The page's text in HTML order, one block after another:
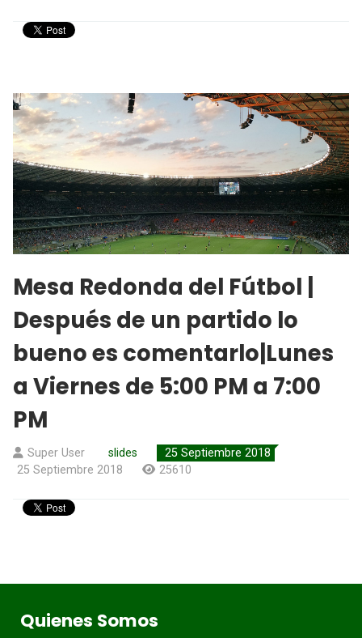
Mesa Redonda del Fútbol |
Después de un partido lo
bueno es comentarlo|Lunes
a Viernes de 5:00 PM a 7:00
PM
Super User slides
25 Septiembre 2018
25 Septiembre 2018
25610
Quienes Somos